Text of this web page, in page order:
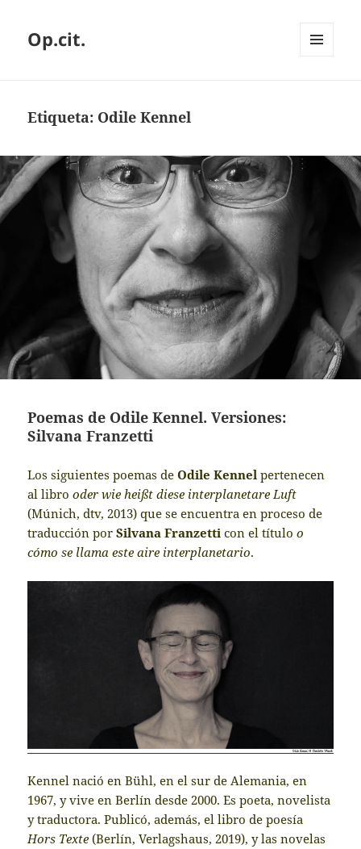
Op.cit.
Etiqueta: Odile Kennel
Poemas de Odile Kennel. Versiones:
Silvana Franzetti
Los siguientes poemas deOdile Kennel pertenecen
al librooder wie heißt diese interplanetare Luft
(Múnich, dtv, 2013) que se encuentra en proceso de
traducción porSilvana Franzetti con el títuloo
cómo se llama este aire interplanetario.
Kennel nació en Bühl, en el sur de Alemania, en
1967, y vive en Berlín desde 2000. Es poeta, novelista
y traductora. Publicó, además, el libro de poesía
Hors Texte (Berlín, Verlagshaus, 2019), y las novelas